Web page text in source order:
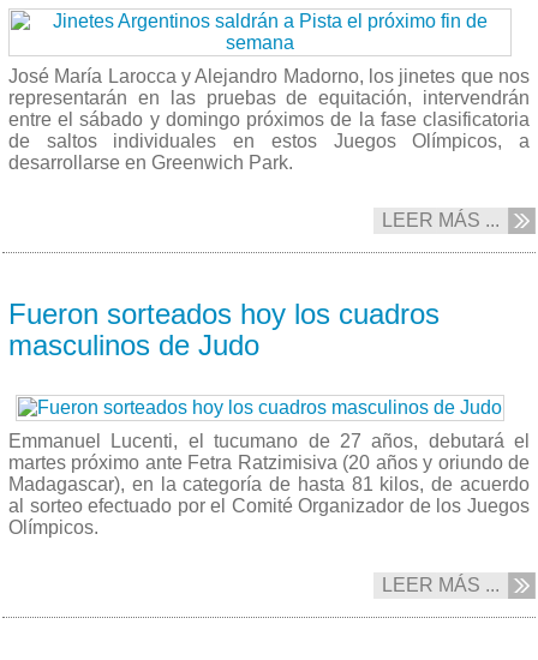
José María Larocca y Alejandro Madorno, los jinetes que nos
representarán en las pruebas de equitación, intervendrán
entre el sábado y domingo próximos de la fase clasificatoria
de saltos individuales en estos Juegos Olímpicos, a
desarrollarse en Greenwich Park.
LEER MÁS ...
Fueron sorteados hoy los cuadros
masculinos de Judo
Emmanuel Lucenti, el tucumano de 27 años, debutará el
martes próximo ante Fetra Ratzimisiva (20 años y oriundo de
Madagascar), en la categoría de hasta 81 kilos, de acuerdo
al sorteo efectuado por el Comité Organizador de los Juegos
Olímpicos.
LEER MÁS ...